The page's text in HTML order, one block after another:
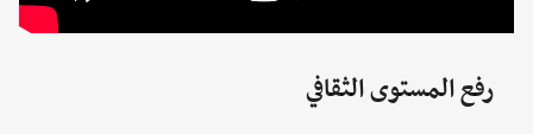
رفع المستوى الثقافي